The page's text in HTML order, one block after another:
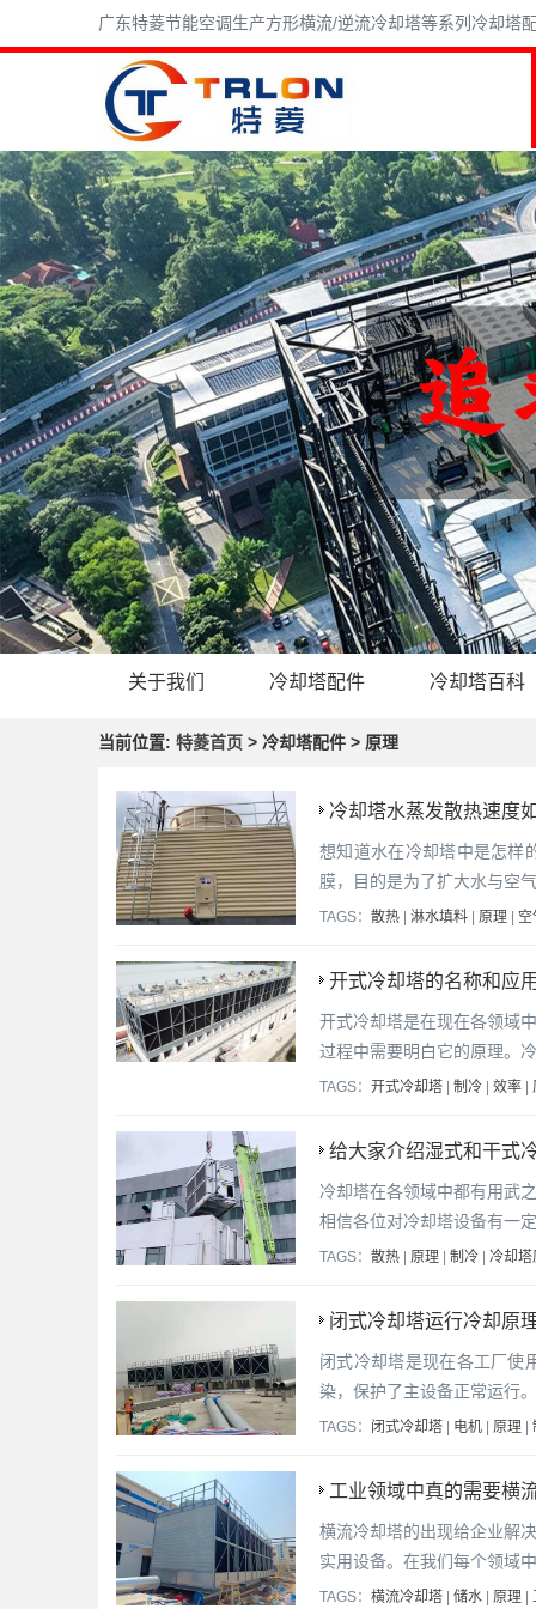
广东特菱节能空调生产方形横流/逆流冷却塔等系列冷却塔
关于我们 冷却塔配件 冷却塔百科
当前位置: 特菱首页 > 冷却塔配件 > 原理
冷却塔水蒸发散热速度
想知道水在冷却塔中是怎样
膜，目的是为了扩大水与空
TAGS： 散热 | 淋水填料 | 原理 | 空
开式冷却塔的名称和应
开式冷却塔是在现在各领域
过程中需要明白它的原理。
TAGS： 开式冷却塔 | 制冷 | 效率 |
给大家介绍湿式和干式
冷却塔在各领域中都有用武
相信各位对冷却塔设备有一
TAGS： 散热 | 原理 | 制冷 | 冷却塔
闭式冷却塔运行冷却原
闭式冷却塔是现在各工厂使
染，保护了主设备正常运行
TAGS： 闭式冷却塔 | 电机 | 原理 |
工业领域中真的需要横
横流冷却塔的出现给企业解
实用设备。在我们每个领域
TAGS： 横流冷却塔 | 储水 | 原理 |